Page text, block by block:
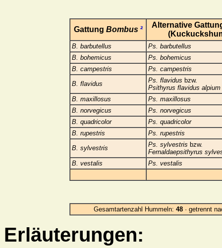
Gattung Bombus ²
Alternative
B. barbutellus
Ps. barbutellus
B. bohemicus
Ps. bohemicus
B. campestris
Ps. campestris
B. flavidus
Ps. flavidus bzw.
Psithyrus flavidus alpium
B. maxillosus
Ps. maxillosus
B. norvegicus
Ps. norvegicus
B. quadricolor
Ps. quadricolor
B. rupestris
Ps. rupestris
B. sylvestris
Ps. sylvestris bzw.
Fernaldaepsithyrus
B. vestalis
Ps. vestalis
Gesamtartenzahl Hummeln: 48 · getrennt
Erläuterungen: